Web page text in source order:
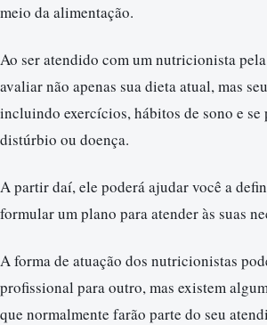
meio da alimentação.
Ao ser atendido com um nutricionista
avaliar não apenas sua dieta atual, mas
incluindo exercícios, hábitos de sono e se
distúrbio ou doença.
A partir daí, ele poderá ajudar você a
formular um plano para atender às suas
A forma de atuação dos nutricionistas
profissional para outro, mas existem
que normalmente farão parte do seu